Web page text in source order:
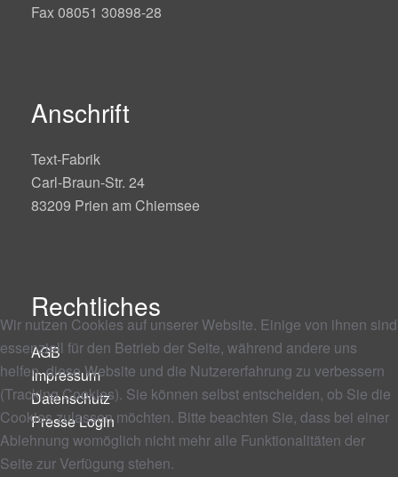
Fax 08051 30898-28
Anschrift
Text-Fabrik
Carl-Braun-Str. 24
83209 Prien am Chiemsee
Rechtliches
AGB
Impressum
Datenschutz
Presse Login
Wir nutzen Cookies auf unserer Website. Einige von ihnen sind
essenziell für den Betrieb der Seite, während andere uns
helfen, diese Website und die Nutzererfahrung zu verbessern
(Tracking Cookies). Sie können selbst entscheiden, ob Sie die
Cookies zulassen möchten. Bitte beachten Sie, dass bei einer
Ablehnung womöglich nicht mehr alle Funktionalitäten der
Seite zur Verfügung stehen.